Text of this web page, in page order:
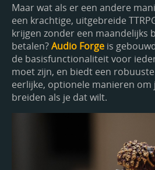
Maar wat als er een andere
een krachtige, uitgebreide
krijgen zonder een maandelijks
betalen?Audio Forge is
de basisfunctionaliteit voor
moet zijn, en biedt een
eerlijke, optionele manieren
breiden als je dat wilt.